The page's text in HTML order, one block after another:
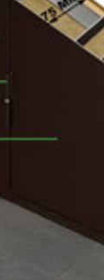
Дуб
Дуб ясный
Джатобо